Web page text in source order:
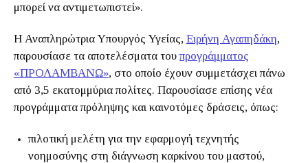
μπορεί να αντιμετωπιστεί».
Η Αναπληρώτρια Υπουργός Υγείας, Ειρήνη Αγαπηδάκη,
παρουσίασε τα αποτελέσματα του προγράμματος
«ΠΡΟΛΑΜΒΑΝΩ», στο οποίο έχουν συμμετάσχει πάνω
από 3,5 εκατομμύρια πολίτες. Παρουσίασε επίσης νέα
προγράμματα πρόληψης και καινοτόμες δράσεις, όπως:
πιλοτική μελέτη για την εφαρμογή τεχνητής
νοημοσύνης στη διάγνωση καρκίνου του μαστού,